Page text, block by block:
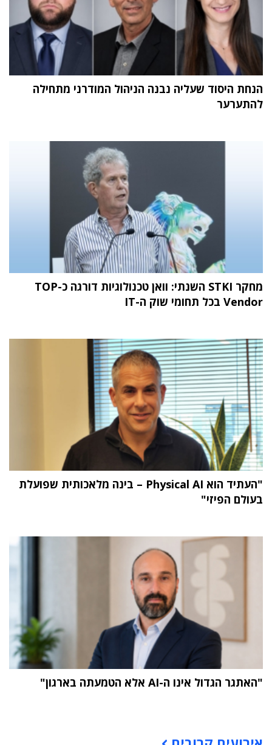
הנחת היסוד שעליה נבנה הניהול המודרני מתחילה
להתערער
מחקר STKI השנתי: וואן טכנולוגיות דורגה כ-TOP
Vendor בכל תחומי שוק ה-IT
"העתיד הוא Physical AI – בינה מלאכותית שפועלת
בעולם הפיזי"
"האתגר הגדול אינו ה-AI אלא הטמעתה בארגון"